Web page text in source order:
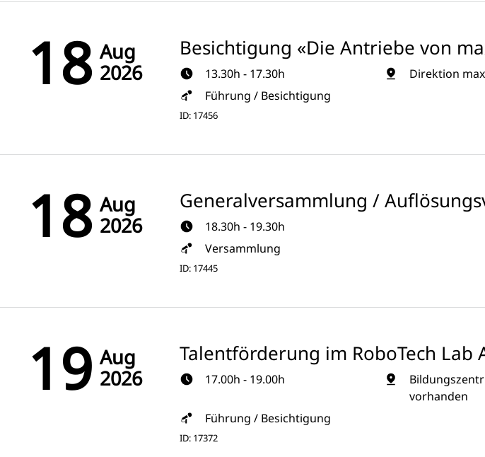
18 Aug
2026
Besichtigung «Die Antriebe von
13.30h - 17.30h
Direktion
Führung / Besichtigung
ID: 17456
18 Aug
2026
Generalversammlung /
18.30h - 19.30h
Versammlung
ID: 17445
19 Aug
2026
Talentförderung im RoboTech Lab
17.00h - 19.00h
vorhanden
Führung / Besichtigung
ID: 17372